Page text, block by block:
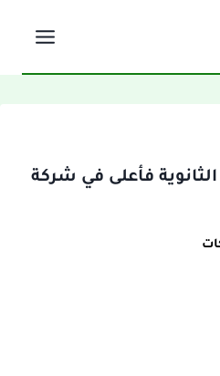
فأعلى في شركة